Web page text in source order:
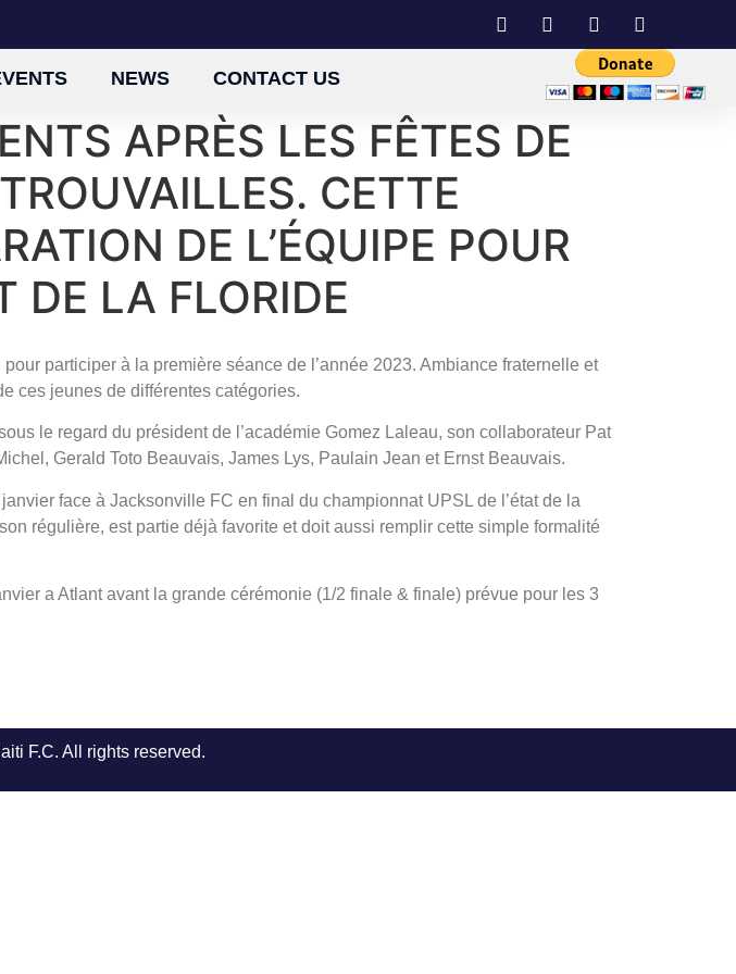
NEWS CONTACT US
APRÈS LES FÊTES DE
CETTE
DE L’ÉQUIPE POUR
DE LA FLORIDE
participer à la première séance de l’année 2023. Ambiance fraternelle et
ces jeunes de différentes catégories.
le regard du président de l’académie Gomez Laleau, son collaborateur Pat
Gerald Toto Beauvais, James Lys, Paulain Jean et Ernst Beauvais.
face à Jacksonville FC en final du championnat UPSL de l’état de la
régulière, est partie déjà favorite et doit aussi remplir cette simple formalité
a Atlant avant la grande cérémonie (1/2 finale & finale) prévue pour les 3
F.C. All rights reserved.